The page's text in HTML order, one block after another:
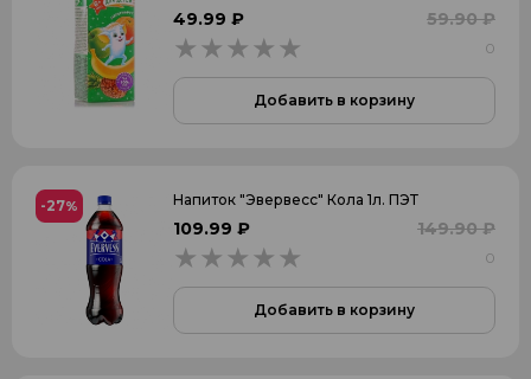
49.99 ₽ 59.90 ₽
0
Добавить в корзину
-27% Напиток "Эвервесс" Кола 1л. ПЭТ
109.99 ₽ 149.90 ₽
0
Добавить в корзину